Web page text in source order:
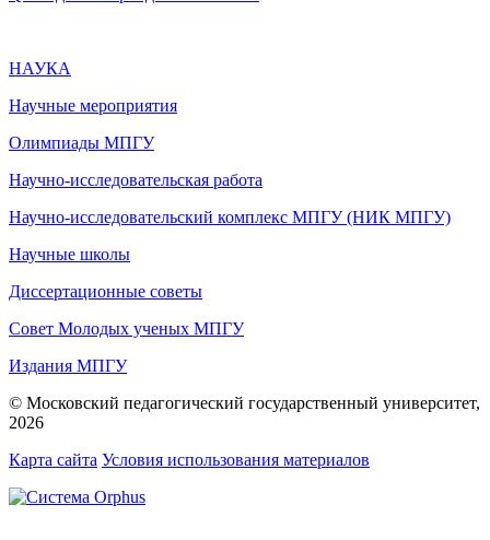
НАУКА
Научные мероприятия
Олимпиады МПГУ
Научно-исследовательская работа
Научно-исследовательский комплекс МПГУ (НИК МПГУ)
Научные школы
Диссертационные советы
Совет Молодых ученых МПГУ
Издания МПГУ
© Московский педагогический государственный университет,
2026
Карта сайта Условия использования материалов